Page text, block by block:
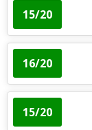
15/20
16/20
15/20